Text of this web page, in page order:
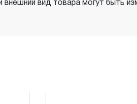
внешний вид товара могут быть